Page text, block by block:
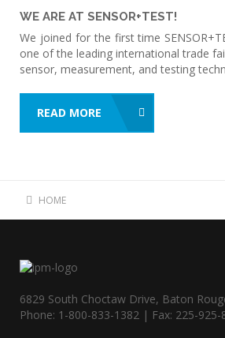
WE ARE AT SENSOR+TEST!
We joined for the first time
one of the leading international trade
sensor, measurement, and testing
READ MORE
HOME
6829 South Choctaw Drive, Baton
Phone: 1-800-833-1382 | Fax: 225-925-